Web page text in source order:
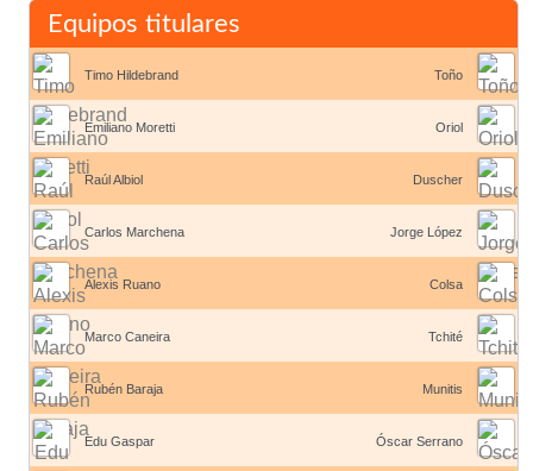
Equipos titulares
Timo Hildebrand
Emiliano Moretti
Raúl Albiol
Carlos Marchena
Alexis Ruano
Marco Caneira
Rubén Baraja
Edu Gaspar
Toño
Oriol
Duscher
Jorge López
Colsa
Tchité
Munitis
Óscar Serrano